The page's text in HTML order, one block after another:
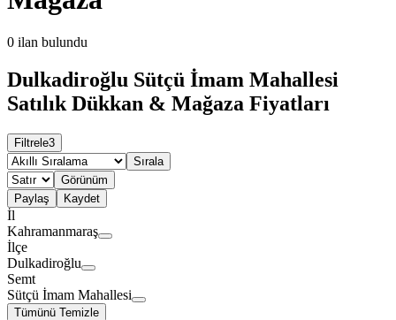
0 ilan bulundu
Dulkadiroğlu Sütçü İmam Mahallesi
Satılık Dükkan & Mağaza Fiyatları
Filtrele3
Sırala
Görünüm
Paylaş
Kaydet
İl
Kahramanmaraş
İlçe
Dulkadiroğlu
Semt
Sütçü İmam Mahallesi
Tümünü Temizle